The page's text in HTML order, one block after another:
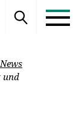
News
und